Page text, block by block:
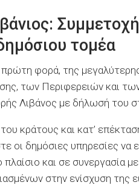
τομέα
φορά, της
των Περιφερειών και
Λιβάνος με δήλωσή του
κράτους και κατ’
οι δημόσιες υπηρεσίες να
πλαίσιο και σε συνεργασία
στην ενίσχυση της